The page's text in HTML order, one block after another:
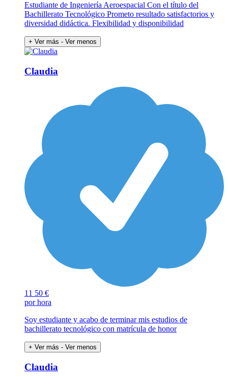
Estudiante de Ingeniería Aeroespacial Con el título del
Bachillerato Tecnológico Prometo resultado satisfactorios y
diversidad didáctica. Flexibilidad y disponibilidad
+ Ver más - Ver menos
Claudia
11 50 €
por hora
Soy estudiante y acabo de terminar mis estudios de
bachillerato tecnológico con matrícula de honor
+ Ver más - Ver menos
Claudia